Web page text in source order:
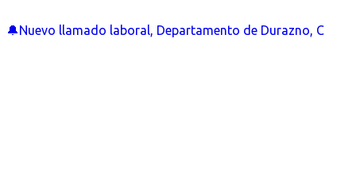
🔔Nuevo llamado laboral, Departamento de Durazno, C